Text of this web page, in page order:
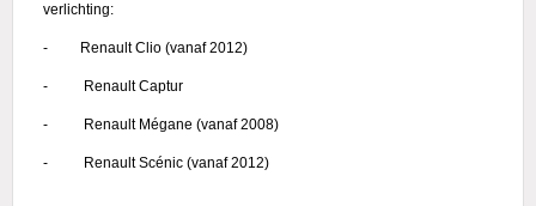
verlichting:
- Renault Clio (vanaf 2012)
- Renault Captur
- Renault Mégane (vanaf 2008)
- Renault Scénic (vanaf 2012)